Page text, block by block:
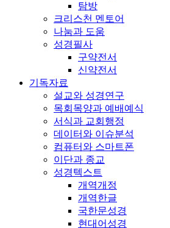
탐방
크리스천 멘토어
나눔과 도움
성경필사
구약전서
신약전서
기독자료
설교와 성경연구
목회목양과 예배예식
서식과 교회행정
데이터와 이슈분석
컴퓨터와 스마트폰
이단과 종교
성경텍스트
개역개정
개역한글
국한문성경
현대어성경